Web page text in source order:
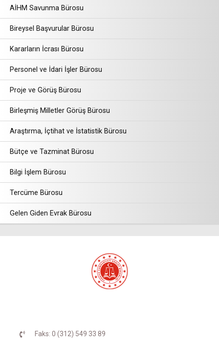
AİHM Savunma Bürosu
Bireysel Başvurular Bürosu
Kararların İcrası Bürosu
Personel ve İdari İşler Bürosu
Proje ve Görüş Bürosu
Birleşmiş Milletler Görüş Bürosu
Araştırma, İçtihat ve İstatistik Bürosu
Bütçe ve Tazminat Bürosu
Bilgi İşlem Bürosu
Tercüme Bürosu
Gelen Giden Evrak Bürosu
Faks: 0 (312) 549 33 89